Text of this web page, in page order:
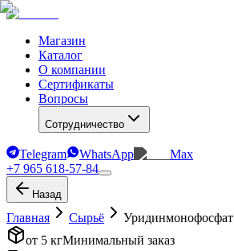
Магазин
Каталог
О компании
Сертификаты
Вопросы
Сотрудничество
Telegram WhatsApp
Max
+7 965 618-57-84
Назад
Главная Сырьё
Уридинмонофосфат
от 5 кгМинимальный заказ